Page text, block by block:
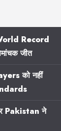
Record
जीत
को नहीं
Pakistan ने